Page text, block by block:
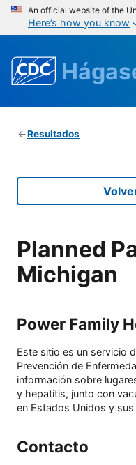
An official website of the
Here’s how you know
Resultados
Planned
Michigan
Power Family
Este sitio es un servicio
Prevención de
información sobre
y hepatitis, junto con
en Estados Unidos y
Contacto